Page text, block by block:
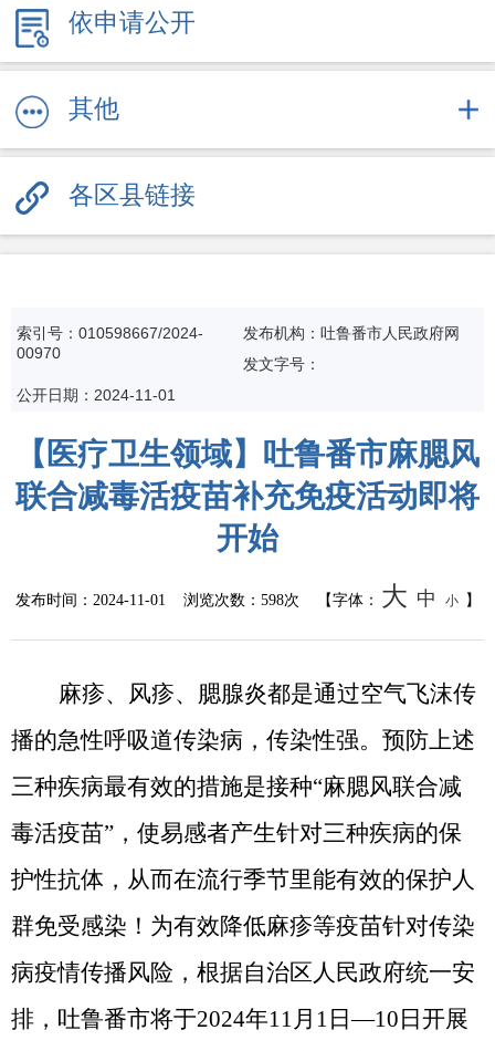
依申请公开
其他
各区县链接
索引号：010598667/2024-
00970
发布机构：吐鲁番市人民政府网
发文字号：
公开日期：2024-11-01
【医疗卫生领域】吐鲁番市麻腮风
联合减毒活疫苗补充免疫活动即将
开始
发布时间： 2024-11-01 浏览次数： 598次 【字体： 大 中 小 】
麻疹、风疹、腮腺炎都是通过空气飞沫传
播的急性呼吸道传染病，传染性强。预防上述
三种疾病最有效的措施是接种“麻腮风联合减
毒活疫苗”，使易感者产生针对三种疾病的保
护性抗体，从而在流行季节里能有效的保护人
群免受感染！ 为有效降低麻疹等疫苗针对传染
病疫情传播风险，根据自治区人民政府统一安
排，吐鲁番市将于2024年11月1 日—10日 开展